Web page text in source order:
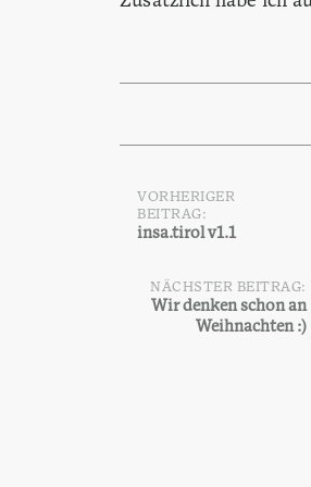
VORHERIGER
BEITRAG:
insa.tirol v1.1
NÄCHSTER BEITRAG:
Wir denken schon an
Weihnachten :)